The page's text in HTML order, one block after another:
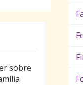
sobre